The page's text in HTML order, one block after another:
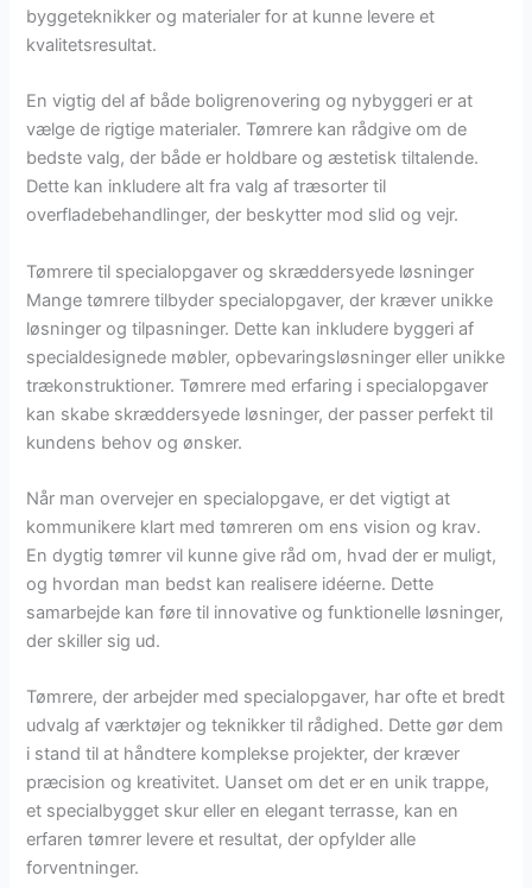
byggeteknikker og materialer for at kunne levere et
kvalitetsresultat.
En vigtig del af både boligrenovering og nybyggeri er at
vælge de rigtige materialer. Tømrere kan rådgive om de
bedste valg, der både er holdbare og æstetisk tiltalende.
Dette kan inkludere alt fra valg af træsorter til
overfladebehandlinger, der beskytter mod slid og vejr.
Tømrere til specialopgaver og skræddersyede løsninger
Mange tømrere tilbyder specialopgaver, der kræver unikke
løsninger og tilpasninger. Dette kan inkludere byggeri af
specialdesignede møbler, opbevaringsløsninger eller unikke
trækonstruktioner. Tømrere med erfaring i specialopgaver
kan skabe skræddersyede løsninger, der passer perfekt til
kundens behov og ønsker.
Når man overvejer en specialopgave, er det vigtigt at
kommunikere klart med tømreren om ens vision og krav.
En dygtig tømrer vil kunne give råd om, hvad der er muligt,
og hvordan man bedst kan realisere idéerne. Dette
samarbejde kan føre til innovative og funktionelle løsninger,
der skiller sig ud.
Tømrere, der arbejder med specialopgaver, har ofte et bredt
udvalg af værktøjer og teknikker til rådighed. Dette gør dem
i stand til at håndtere komplekse projekter, der kræver
præcision og kreativitet. Uanset om det er en unik trappe,
et specialbygget skur eller en elegant terrasse, kan en
erfaren tømrer levere et resultat, der opfylder alle
forventninger.